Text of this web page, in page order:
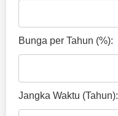
Bunga per Tahun (%):
Jangka Waktu (Tahun):